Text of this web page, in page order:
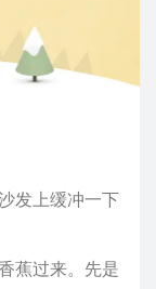
发上缓冲一下
蕉过来。先是